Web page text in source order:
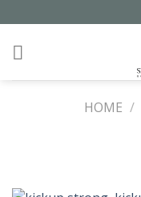
to
content
HOME /